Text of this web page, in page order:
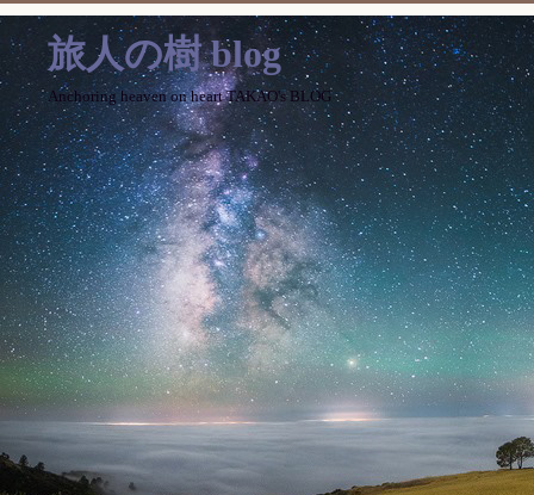
旅人の樹 blog
Anchoring heaven on heart TAKAO's BLOG